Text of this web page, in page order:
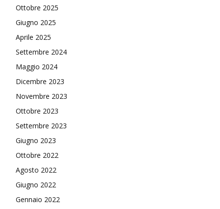
Ottobre 2025
Giugno 2025
Aprile 2025
Settembre 2024
Maggio 2024
Dicembre 2023
Novembre 2023
Ottobre 2023
Settembre 2023
Giugno 2023
Ottobre 2022
Agosto 2022
Giugno 2022
Gennaio 2022